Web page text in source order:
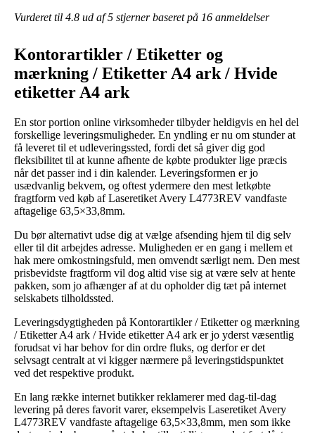
Vurderet til 4.8 ud af 5 stjerner baseret på 16 anmeldelser
Kontorartikler / Etiketter og
mærkning / Etiketter A4 ark / Hvide
etiketter A4 ark
En stor portion online virksomheder tilbyder heldigvis en hel del
forskellige leveringsmuligheder. En yndling er nu om stunder at
få leveret til et udleveringssted, fordi det så giver dig god
fleksibilitet til at kunne afhente de købte produkter lige præcis
når det passer ind i din kalender. Leveringsformen er jo
usædvanlig bekvem, og oftest ydermere den mest letkøbte
fragtform ved køb af Laseretiket Avery L4773REV vandfaste
aftagelige 63,5×33,8mm.
Du bør alternativt udse dig at vælge afsending hjem til dig selv
eller til dit arbejdes adresse. Muligheden er en gang i mellem et
hak mere omkostningsfuld, men omvendt særligt nem. Den mest
prisbevidste fragtform vil dog altid vise sig at være selv at hente
pakken, som jo afhænger af at du opholder dig tæt på internet
selskabets tilholdssted.
Leveringsdygtigheden på Kontorartikler / Etiketter og mærkning
/ Etiketter A4 ark / Hvide etiketter A4 ark er jo yderst væsentlig
forudsat vi har behov for din ordre fluks, og derfor er det
selvsagt centralt at vi kigger nærmere på leveringstidspunktet
ved det respektive produkt.
En lang række internet butikker reklamerer med dag-til-dag
levering på deres favorit varer, eksempelvis Laseretiket Avery
L4773REV vandfaste aftagelige 63,5×33,8mm, men som ikke